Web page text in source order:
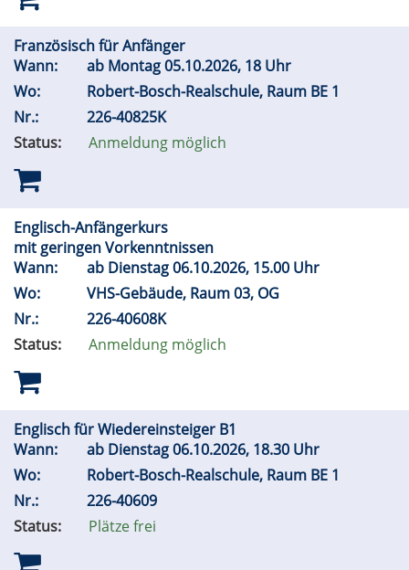
Französisch für Anfänger
Wann:
ab Montag 05.10.2026, 18 Uhr
Wo:
Robert-Bosch-Realschule, Raum BE 1
Nr.:
226-40825K
Status:
Anmeldung möglich
Englisch-Anfängerkurs
mit geringen Vorkenntnissen
Wann:
ab Dienstag 06.10.2026, 15.00 Uhr
Wo:
VHS-Gebäude, Raum 03, OG
Nr.:
226-40608K
Status:
Anmeldung möglich
Englisch für Wiedereinsteiger B1
Wann:
ab Dienstag 06.10.2026, 18.30 Uhr
Wo:
Robert-Bosch-Realschule, Raum BE 1
Nr.:
226-40609
Status:
Plätze frei